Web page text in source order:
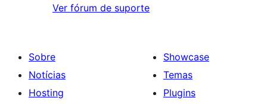
Ver fórum de suporte
Sobre
Notícias
Hosting
Showcase
Temas
Plugins